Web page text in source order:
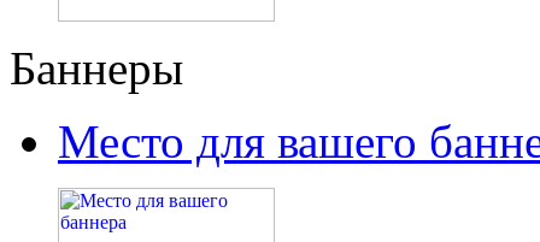
Баннеры
Место для вашего